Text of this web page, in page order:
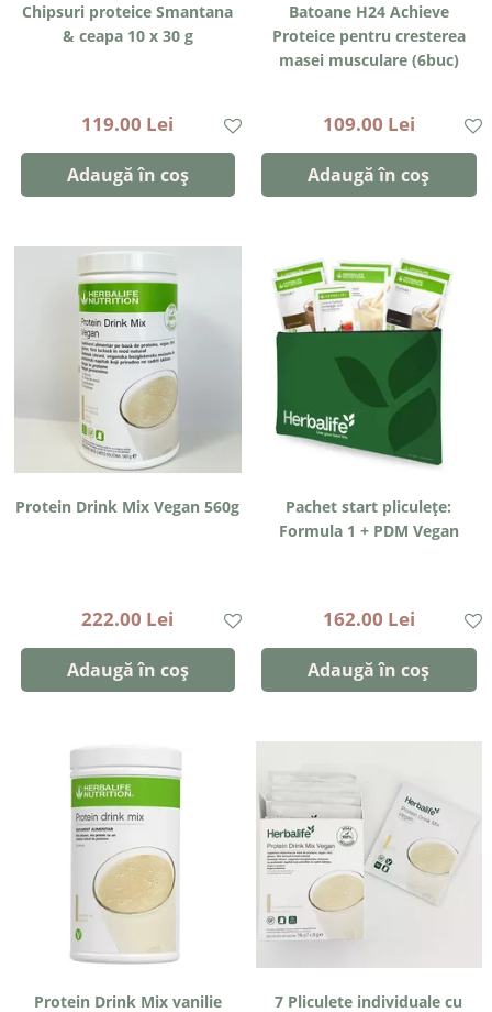
Chipsuri proteice Smantana
& ceapa 10 x 30 g
119.00 Lei
Adaugă în coș
Batoane H24 Achieve
Proteice pentru cresterea
masei musculare (6buc)
109.00 Lei
Adaugă în coș
Protein Drink Mix Vegan 560g
222.00 Lei
Adaugă în coș
Pachet start pliculețe:
Formula 1 + PDM Vegan
162.00 Lei
Adaugă în coș
Protein Drink Mix vanilie 7 Pliculete individuale cu